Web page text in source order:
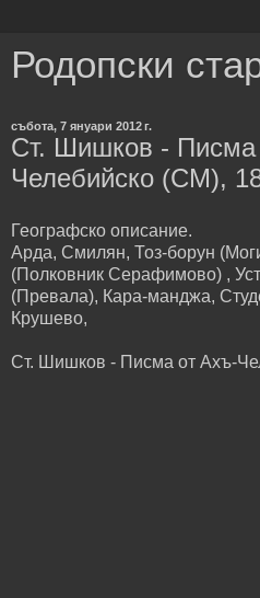
Родопски
събота, 7 януари 2012 г.
Ст. Шишков - Писма
Челебийско (СМ),
Географско описание.
Арда, Смилян, Тоз-борун
(Полковник Серафимово) ,
(Превала), Кара-манджа,
Крушево,
Ст. Шишков - Писма от Ахъ-